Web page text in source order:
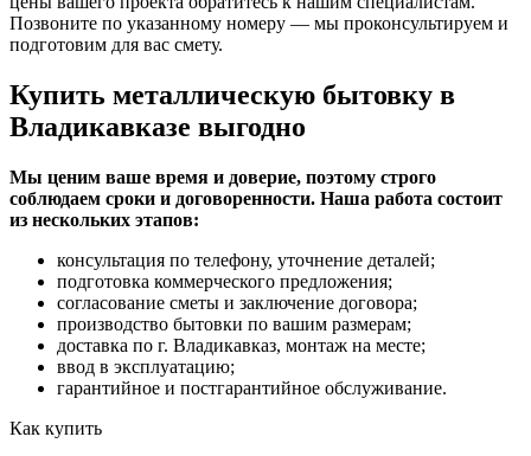
Позвоните по указанному номеру — мы проконсультируем и
подготовим для вас смету.
Купить металлическую бытовку в
Владикавказе выгодно
Мы ценим ваше время и доверие, поэтому строго
соблюдаем сроки и договоренности. Наша работа состоит
из нескольких этапов:
консультация по телефону, уточнение деталей;
подготовка коммерческого предложения;
согласование сметы и заключение договора;
производство бытовки по вашим размерам;
доставка по г. Владикавказ, монтаж на месте;
ввод в эксплуатацию;
гарантийное и постгарантийное обслуживание.
Как купить